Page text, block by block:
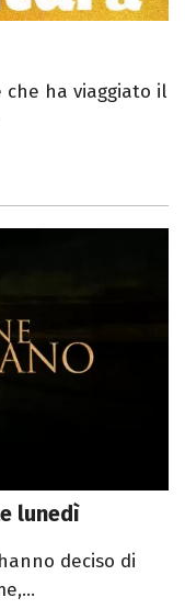
che ha viaggiato il
lunedì
deciso di